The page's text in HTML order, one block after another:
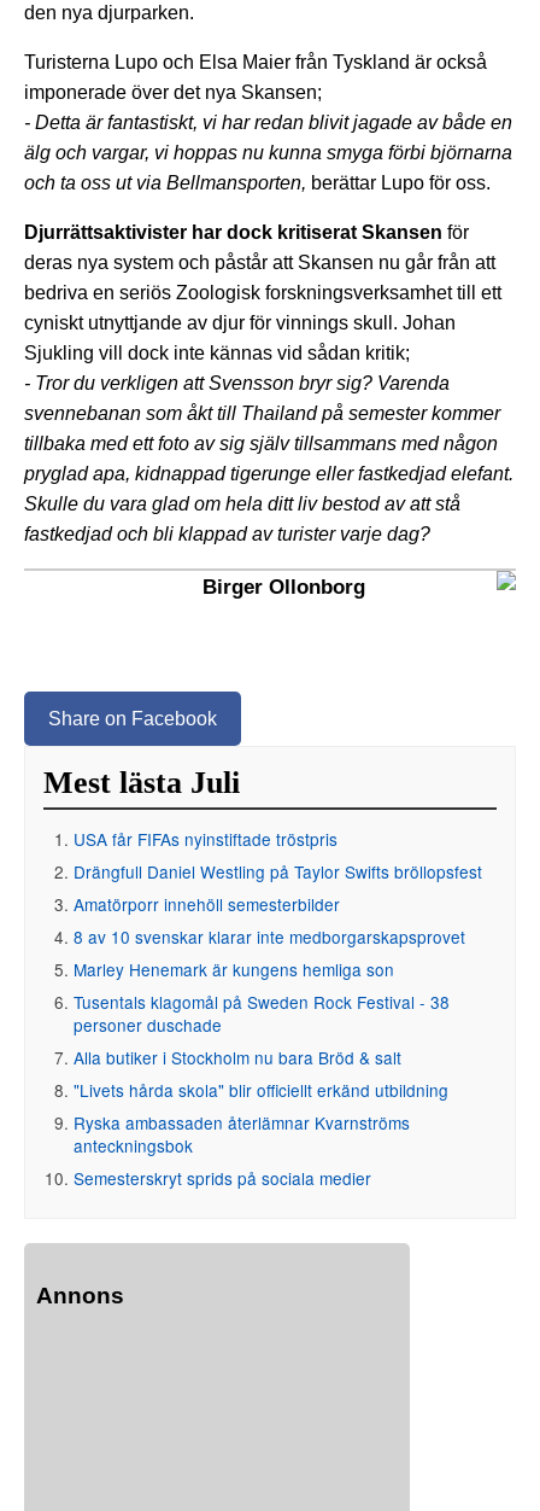
den nya djurparken.
Turisterna Lupo och Elsa Maier från Tyskland är också
imponerade över det nya Skansen;
- Detta är fantastiskt, vi har redan blivit jagade av både en
älg och vargar, vi hoppas nu kunna smyga förbi björnarna
och ta oss ut via Bellmansporten, berättar Lupo för oss.
Djurrättsaktivister har dock kritiserat Skansen för
deras nya system och påstår att Skansen nu går från att
bedriva en seriös Zoologisk forskningsverksamhet till ett
cyniskt utnyttjande av djur för vinnings skull. Johan
Sjukling vill dock inte kännas vid sådan kritik;
- Tror du verkligen att Svensson bryr sig? Varenda
svennebanan som åkt till Thailand på semester kommer
tillbaka med ett foto av sig själv tillsammans med någon
pryglad apa, kidnappad tigerunge eller fastkedjad elefant.
Skulle du vara glad om hela ditt liv bestod av att stå
fastkedjad och bli klappad av turister varje dag?
Birger Ollonborg
Share on Facebook
Mest lästa Juli
USA får FIFAs nyinstiftade tröstpris
Drängfull Daniel Westling på Taylor Swifts bröllopsfest
Amatörporr innehöll semesterbilder
8 av 10 svenskar klarar inte medborgarskapsprovet
Marley Henemark är kungens hemliga son
Tusentals klagomål på Sweden Rock Festival - 38
personer duschade
Alla butiker i Stockholm nu bara Bröd & salt
"Livets hårda skola" blir officiellt erkänd utbildning
Ryska ambassaden återlämnar Kvarnströms
anteckningsbok
Semesterskryt sprids på sociala medier
Annons